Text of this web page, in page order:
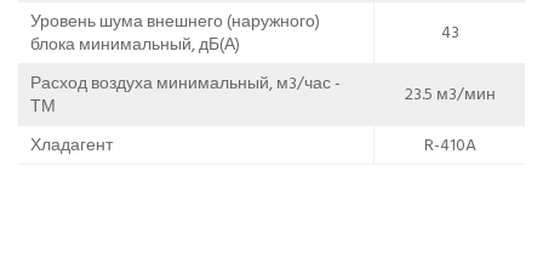
Уровень шума внешнего (наружного)
блока минимальный, дБ(А)
43
Расход воздуха минимальный, м3/час -
ТМ
23.5 м3/мин
Хладагент
R-410A